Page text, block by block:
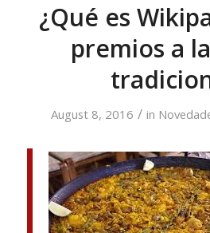
¿Qué es
premios a
August 8, 2016 / in